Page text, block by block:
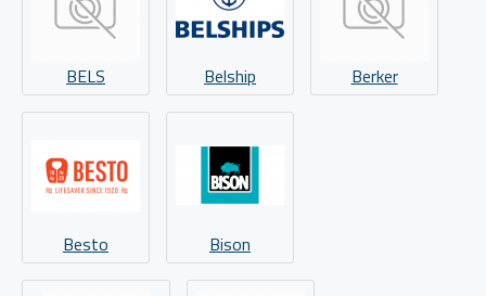
BELS Belship Berker
Besto Bison